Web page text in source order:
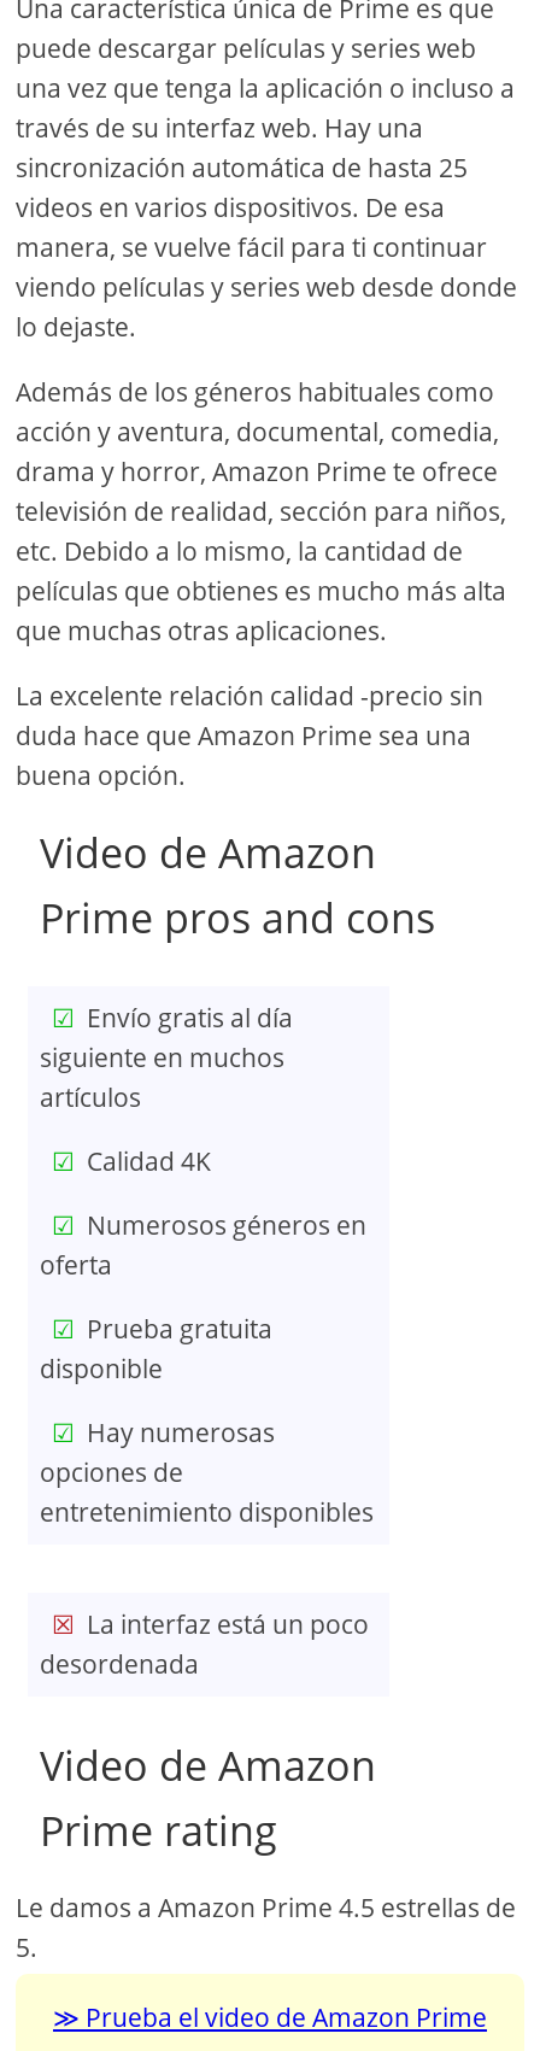
Una característica única de Prime es que
puede descargar películas y series web
una vez que tenga la aplicación o incluso a
través de su interfaz web. Hay una
sincronización automática de hasta 25
videos en varios dispositivos. De esa
manera, se vuelve fácil para ti continuar
viendo películas y series web desde donde
lo dejaste.
Además de los géneros habituales como
acción y aventura, documental, comedia,
drama y horror, Amazon Prime te ofrece
televisión de realidad, sección para niños,
etc. Debido a lo mismo, la cantidad de
películas que obtienes es mucho más alta
que muchas otras aplicaciones.
La excelente relación calidad -precio sin
duda hace que Amazon Prime sea una
buena opción.
Video de Amazon
Prime pros and cons
Envío gratis al día
siguiente en muchos
artículos
Calidad 4K
Numerosos géneros en
oferta
Prueba gratuita
disponible
Hay numerosas
opciones de
entretenimiento disponibles
La interfaz está un poco
desordenada
Video de Amazon
Prime rating
Le damos a Amazon Prime 4.5 estrellas de
5.
Prueba el video de Amazon Prime